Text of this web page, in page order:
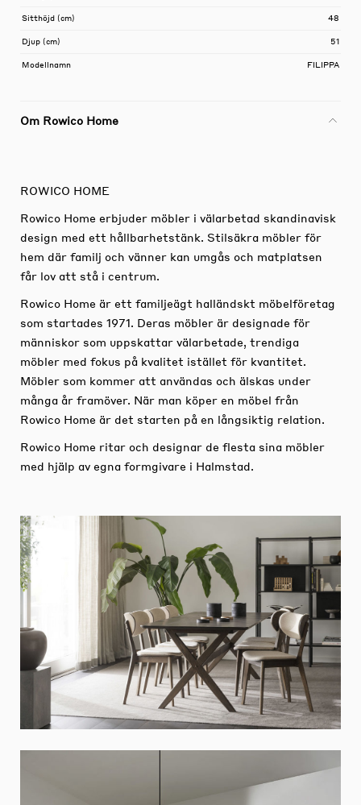
Sitthöjd (cm) 48
Djup (cm) 51
Modellnamn FILIPPA
Om Rowico Home
ROWICO HOME
Rowico Home erbjuder möbler i välarbetad skandinavisk
design med ett hållbarhetstänk. Stilsäkra möbler för
hem där familj och vänner kan umgås och matplatsen
får lov att stå i centrum.
Rowico Home är ett familjeägt halländskt möbelföretag
som startades 1971. Deras möbler är designade för
människor som uppskattar välarbetade, trendiga
möbler med fokus på kvalitet istället för kvantitet.
Möbler som kommer att användas och älskas under
många år framöver. När man köper en möbel från
Rowico Home är det starten på en långsiktig relation.
Rowico Home ritar och designar de flesta sina möbler
med hjälp av egna formgivare i Halmstad.